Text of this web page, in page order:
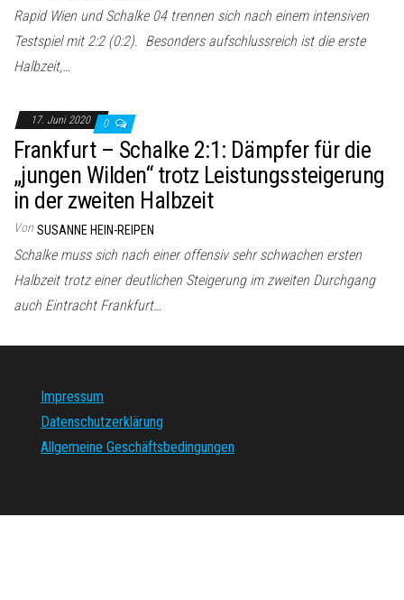
Rapid Wien und Schalke 04 trennen sich nach einem intensiven
Testspiel mit 2:2 (0:2). Besonders aufschlussreich ist die erste
Halbzeit,…
17. Juni 2020 0
Frankfurt – Schalke 2:1: Dämpfer für die
„jungen Wilden“ trotz Leistungssteigerung
in der zweiten Halbzeit
Von SUSANNE HEIN-REIPEN
Schalke muss sich nach einer offensiv sehr schwachen ersten
Halbzeit trotz einer deutlichen Steigerung im zweiten Durchgang
auch Eintracht Frankfurt…
Impressum
Datenschutzerklärung
Allgemeine Geschäftsbedingungen